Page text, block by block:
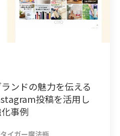
ンドの魅力を伝える
投稿を活用し
事例
イガー魔法瓶